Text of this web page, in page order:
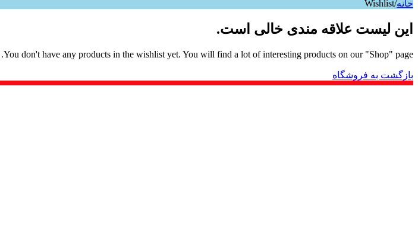
خانه/
Wishlist
این لیست علاقه مندی خالی است.
You don't have any products in the wishlist yet. You will find a lot of interesting products on our "Shop" page.
بازگشت به فروشگاه